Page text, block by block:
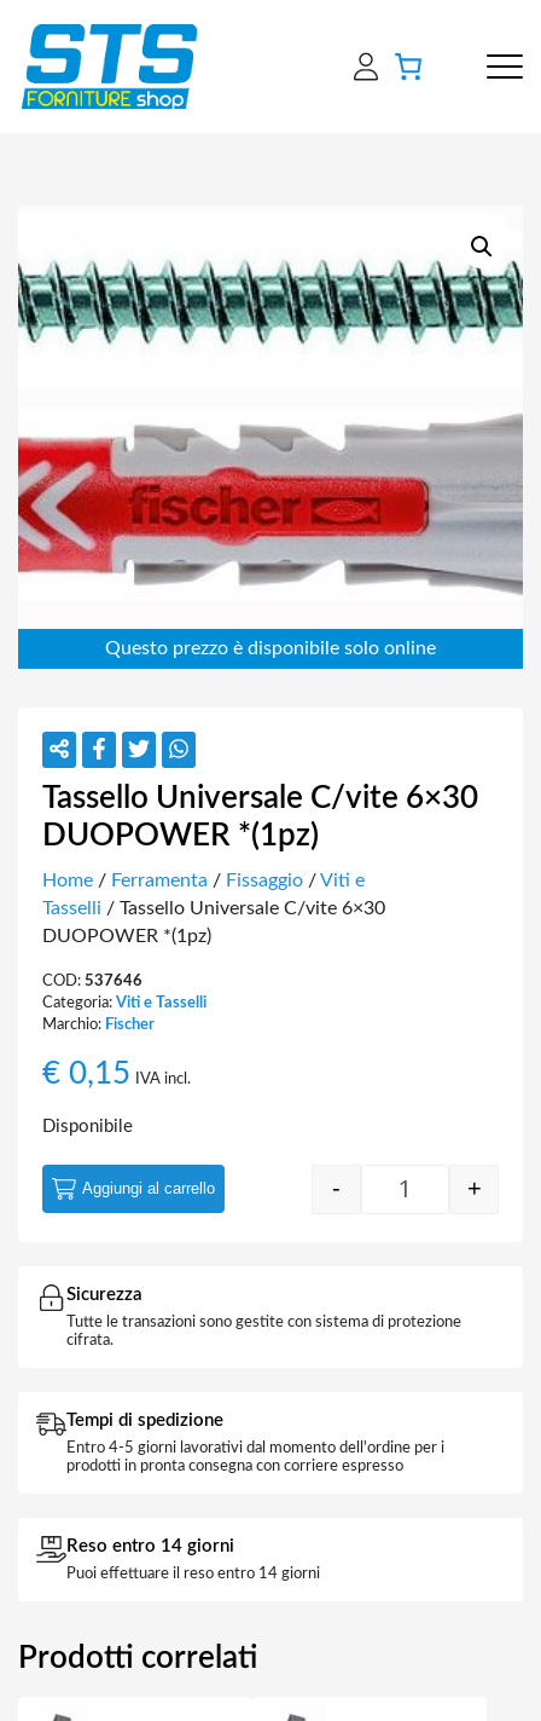
Tassello Universale C/vite 6×30
DUOPOWER *(1pz)
Home / Ferramenta / Fissaggio /Viti e
Tasselli / Tassello Universale C/vite 6×30
DUOPOWER *(1pz)
COD: 537646
Categoria: Viti e Tasselli
Marchio: Fischer
€ 0,15 IVA incl.
Disponibile
Tassello
- +
Aggiungi al carrello
Sicurezza
Tutte le transazioni sono gestite con sistema di protezione
cifrata.
Tempi di spedizione
Entro 4-5 giorni lavorativi dal momento dell'ordine per i
prodotti in pronta consegna con corriere espresso
Reso entro 14 giorni
Puoi effettuare il reso entro 14 giorni
Prodotti correlati